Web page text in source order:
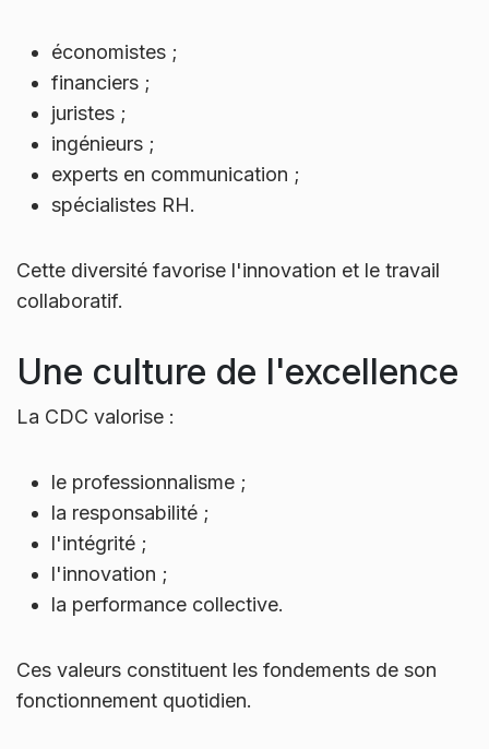
économistes ;
financiers ;
juristes ;
ingénieurs ;
experts en communication ;
spécialistes RH.
Cette diversité favorise l'innovation et le travail
collaboratif.
Une culture de l'excellence
La CDC valorise :
le professionnalisme ;
la responsabilité ;
l'intégrité ;
l'innovation ;
la performance collective.
Ces valeurs constituent les fondements de son
fonctionnement quotidien.